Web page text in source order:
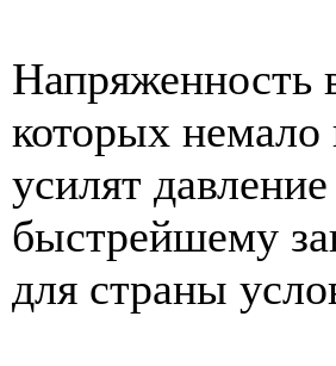
Напряженность
которых
усилят
быстрейшему
для страны